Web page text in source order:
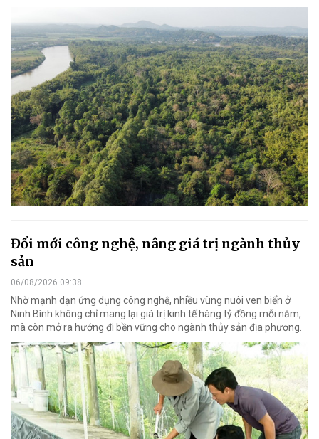
Đổi mới công nghệ, nâng giá trị ngành thủy
sản
06/08/2026 09:38
Nhờ mạnh dạn ứng dụng công nghệ, nhiều vùng nuôi ven biển ở
Ninh Bình không chỉ mang lại giá trị kinh tế hàng tỷ đồng mỗi năm,
mà còn mở ra hướng đi bền vững cho ngành thủy sản địa phương.